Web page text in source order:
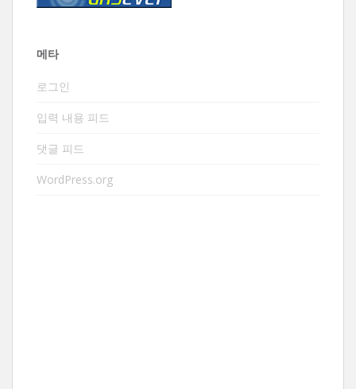
메타
로그인
입력 내용 피드
댓글 피드
WordPress.org